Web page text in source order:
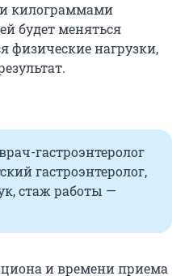
килограммами
будет меняться
физические нагрузки,
гастроэнтеролог
гастроэнтеролог,
стаж работы —
и времени приема